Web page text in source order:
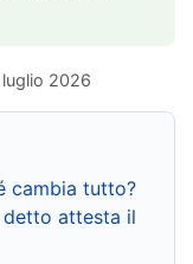
2026
cambia tutto?
detto attesta il